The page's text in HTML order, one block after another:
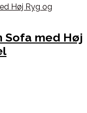
Sofa med Høj